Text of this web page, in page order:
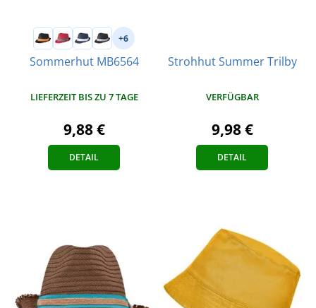
+6
Sommerhut MB6564
LIEFERZEIT BIS ZU 7 TAGE
9,88 €
DETAIL
Strohhut Summer Trilby
VERFÜGBAR
9,98 €
DETAIL